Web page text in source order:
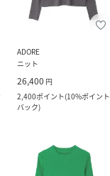
ADORE
ニット
26,400 円
2,400ポイント(10%ポイント
バック)